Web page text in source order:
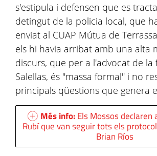
s'estipula i defensen que es
detingut de la policia local, que
enviat al CUAP Mútua de
els hi havia arribat amb una alta
discurs, que per a l'advocat de la
Salellas, és "massa formal" i no
principals qüestions que genera
Més info:Els Mossos declaren
Rubí que van seguir tots els
Brian Ríos